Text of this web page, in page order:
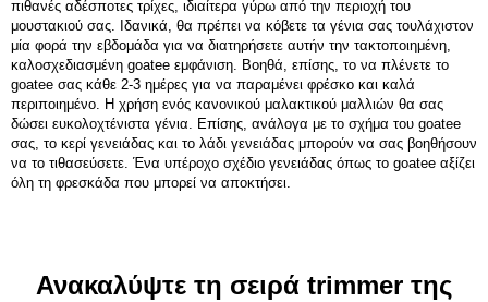
πιθανές αδέσποτες τρίχες, ιδιαίτερα γύρω από την περιοχή του
μουστακιού σας. Ιδανικά, θα πρέπει να κόβετε τα γένια σας τουλάχιστον
μία φορά την εβδομάδα για να διατηρήσετε αυτήν την τακτοποιημένη,
καλοσχεδιασμένη goatee εμφάνιση. Βοηθά, επίσης, το να πλένετε το
goatee σας κάθε 2-3 ημέρες για να παραμένει φρέσκο και καλά
περιποιημένο. Η χρήση ενός κανονικού μαλακτικού μαλλιών θα σας
δώσει ευκολοχτένιστα γένια. Επίσης, ανάλογα με το σχήμα του goatee
σας, το κερί γενειάδας και το λάδι γενειάδας μπορούν να σας βοηθήσουν
να το τιθασεύσετε. Ένα υπέροχο σχέδιο γενειάδας όπως το goatee αξίζει
όλη τη φρεσκάδα που μπορεί να αποκτήσει.
Ανακαλύψτε τη σειρά trimmer της